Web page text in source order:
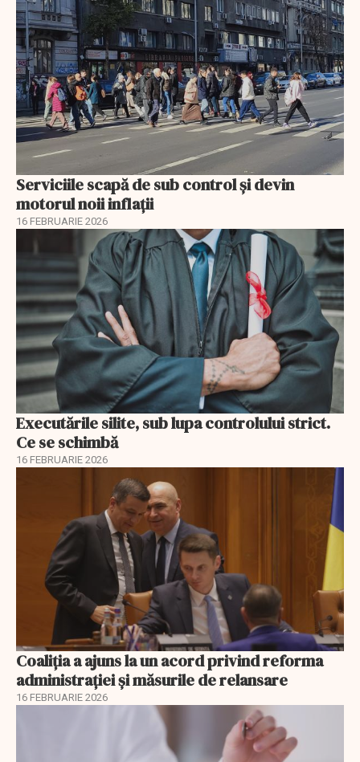
Serviciile scapă de sub control și devin
motorul noii inflații
16 FEBRUARIE 2026
Executările silite, sub lupa controlului strict.
Ce se schimbă
16 FEBRUARIE 2026
Coaliția a ajuns la un acord privind reforma
administrației și măsurile de relansare
16 FEBRUARIE 2026